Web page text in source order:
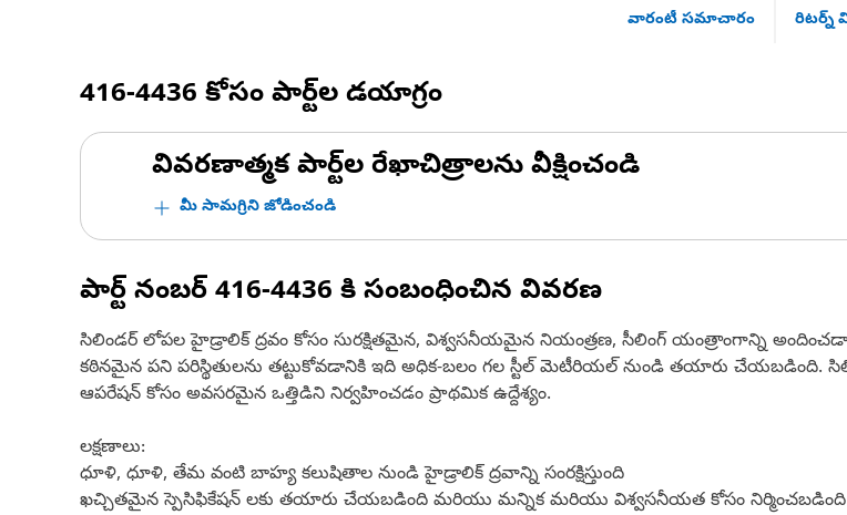
వారంటీ సమాచారం రిటర్న్
416-4436 కోసం పార్ట్‌ల డయాగ్రం
వివరణాత్మక పార్ట్‌ల రేఖాచిత్రాలను వీక్షించండి
మీ సామగ్రిని జోడించండి
పార్ట్ నంబర్ 416-4436 కి సంబంధించిన వివరణ
సిలిండర్ లోపల హైడ్రాలిక్ ద్రవం కోసం సురక్షితమైన, విశ్వసనీయమైన నియంత్రణ, సీలింగ్ యంత్రాంగాన్ని
కఠినమైన పని పరిస్థితులను తట్టుకోవడానికి ఇది అధిక-బలం గల స్టీల్ మెటీరియల్ నుండి తయారు చేయబడింది.
ఆపరేషన్ కోసం అవసరమైన ఒత్తిడిని నిర్వహించడం ప్రాథమిక ఉద్దేశ్యం.
లక్షణాలు:
ధూళి, ధూళి, తేమ వంటి బాహ్య కలుషితాల నుండి హైడ్రాలిక్ ద్రవాన్ని సంరక్షిస్తుంది
ఖచ్చితమైన స్పెసిఫికేషన్ లకు తయారు చేయబడింది మరియు మన్నిక మరియు విశ్వసనీయత కోసం నిర్మించబడింది